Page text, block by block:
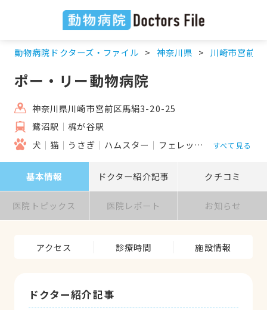
動物病院ドクターズ・ファイル 神奈川県 川崎市宮前区
ポー・リー動物病院
神奈川県川崎市宮前区馬絹3-20-25
鷺沼駅
梶が谷駅
犬
猫 うさぎ ハムスター フェレット モルモット
すべて見る
基本情報 ドクター紹介記事 クチコミ
医院トピックス 医院レポート お知らせ
アクセス 診療時間 施設情報
ドクター紹介記事